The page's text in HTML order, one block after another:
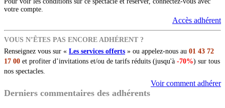
votre compte.
Accès adhérent
VOUS N’ÊTES PAS ENCORE ADHÉRENT ?
Renseignez vous sur « Les services offerts » ou appelez-nous au 01 43 72
17 00 et profiter d’invitations et/ou de tarifs réduits (jusqu'à -70%) sur tous
nos spectacles.
Voir comment adhérer
Derniers commentaires des adhérents